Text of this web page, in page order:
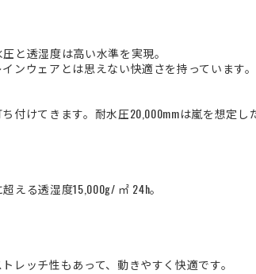
と透湿度は高い水準を実現。
ンウェアとは思えない快適さを持っています。
付けてきます。耐水圧20,000mmは嵐を想定し
える透湿度15,000g/ ㎡ 24h。
レッチ性もあって、動きやすく快適です。